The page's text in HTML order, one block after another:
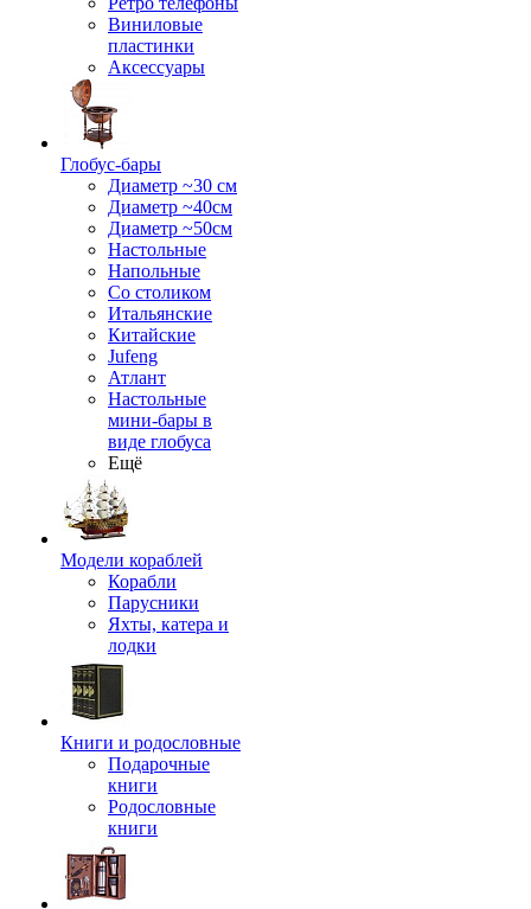
Виниловые
пластинки
Аксессуары
Глобус-бары
Диаметр ~30 см
Диаметр ~40см
Диаметр ~50см
Настольные
Напольные
Со столиком
Итальянские
Китайские
Jufeng
Атлант
Настольные
мини-бары в
виде глобуса
Ещё
Модели кораблей
Корабли
Парусники
Яхты, катера и
лодки
Книги и родословные
Подарочные
книги
Родословные
книги